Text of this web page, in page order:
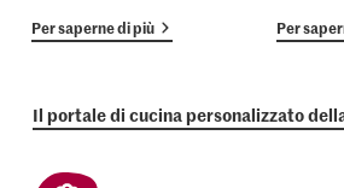
Per saperne di più Per
Il portale di cucina personalizzato